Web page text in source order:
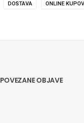
DOSTAVA ONLINE
POVEZANE OBJAVE